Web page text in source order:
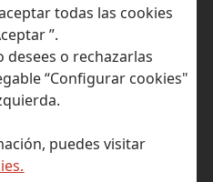
todas las cookies
”.
o rechazarlas
“Configurar cookies"
puedes visitar